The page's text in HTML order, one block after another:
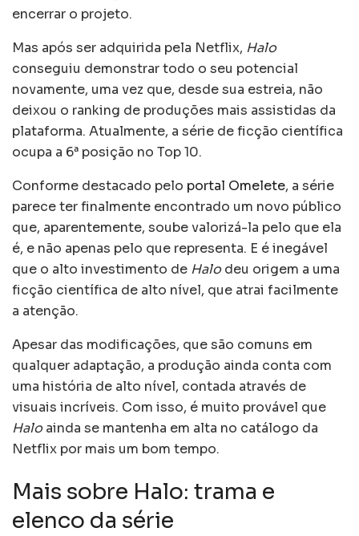
encerrar o projeto.
Mas após ser adquirida pela Netflix, Halo
conseguiu demonstrar todo o seu potencial
novamente, uma vez que, desde sua estreia, não
deixou o ranking de produções mais assistidas da
plataforma. Atualmente, a série de ficção científica
ocupa a 6ª posição no Top 10.
Conforme destacado pelo portal Omelete, a série
parece ter finalmente encontrado um novo público
que, aparentemente, soube valorizá-la pelo que ela
é, e não apenas pelo que representa. E é inegável
que o alto investimento de Halodeu origem a uma
ficção científica de alto nível, que atrai facilmente
a atenção.
Apesar das modificações, que são comuns em
qualquer adaptação, a produção ainda conta com
uma história de alto nível, contada através de
visuais incríveis. Com isso, é muito provável que
Haloainda se mantenha em alta no catálogo da
Netflix por mais um bom tempo.
Mais sobre Halo: trama e
elenco da série